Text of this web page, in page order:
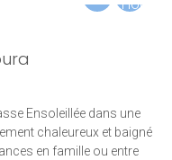
Ensoleillée dans une
chaleureux et baigné
en famille ou entre